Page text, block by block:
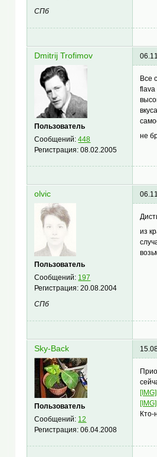
СПб
Dmitrij Trofimov
Пользователь
Сообщений:448
Регистрация:08.02.2005
Все
flava
не
olvic
Пользователь
Сообщений: 197
Регистрация:20.08.2004
СПб
из
Sky-Back
Пользователь
Сообщений: 12
Регистрация:06.04.2008
Кто-